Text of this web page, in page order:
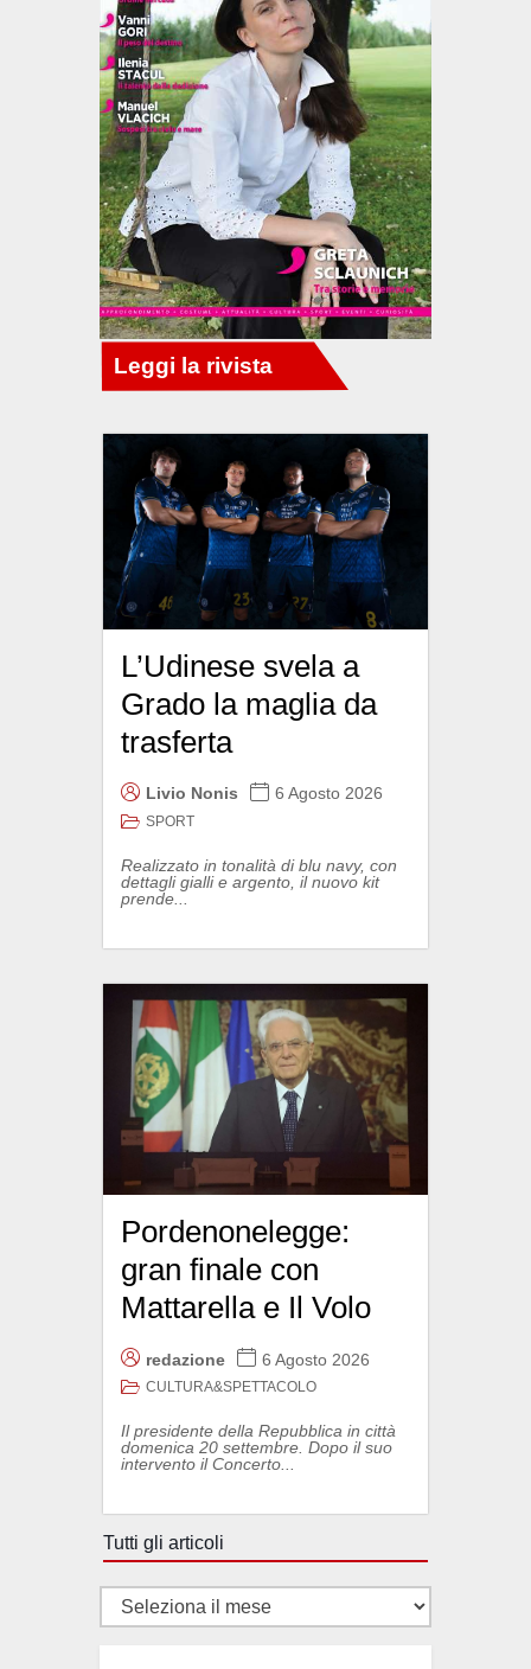
L’Udinese svela a
Grado la maglia da
trasferta
Livio Nonis 6 Agosto 2026
SPORT
Realizzato in tonalità di blu navy, con
dettagli gialli e argento, il nuovo kit
prende...
Pordenonelegge:
gran finale con
Mattarella e Il Volo
redazione 6 Agosto 2026
CULTURA&SPETTACOLO
Il presidente della Repubblica in città
domenica 20 settembre. Dopo il suo
intervento il Concerto...
Tutti gli articoli
Tutti